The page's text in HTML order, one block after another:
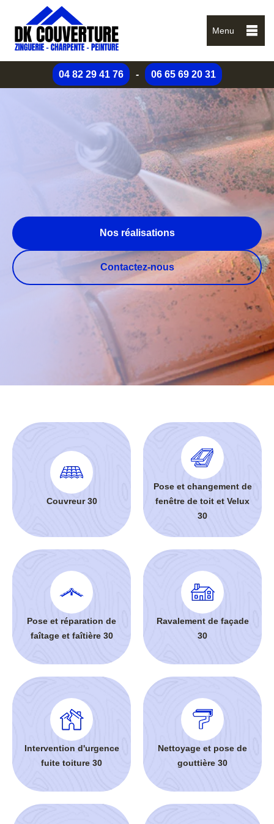
Menu
04 82 29 41 76 - 06 65 69 20 31
Nos réalisations
Contactez-nous
Couvreur 30
Pose et changement de
fenêtre de toit et Velux
30
Pose et réparation de
faîtage et faîtière 30
Ravalement de façade
30
Intervention d'urgence
fuite toiture 30
Nettoyage et pose de
gouttière 30